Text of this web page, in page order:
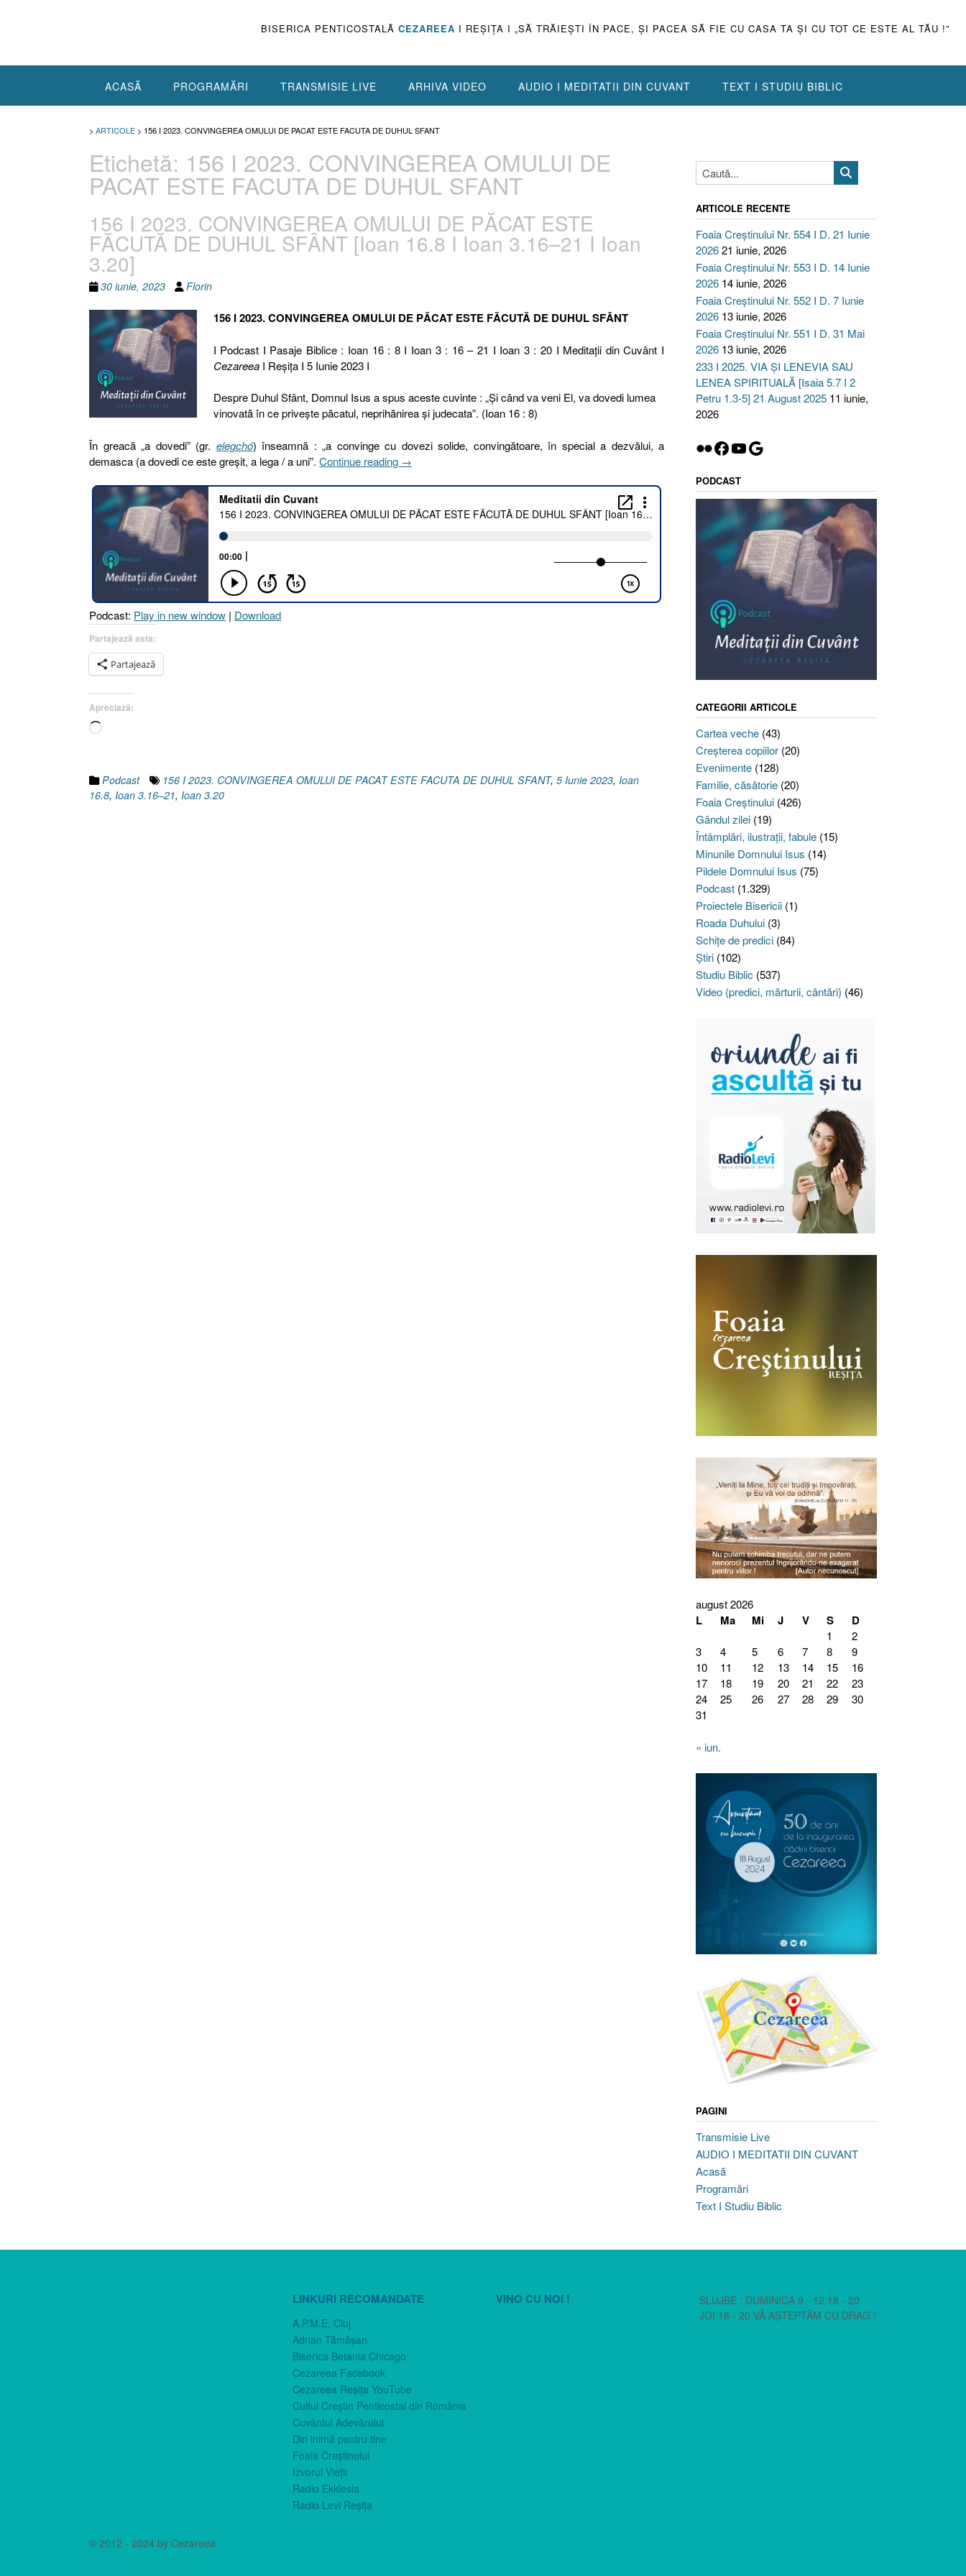
BISERICA PENTICOSTALĂ CEZAREEA I REŞIŢA I „SĂ TRĂIEŞTI ÎN PACE, ŞI PACEA SĂ FIE CU CASA TA ŞI CU TOT CE ESTE AL TĂU !”
ACASĂ PROGRAMĂRI TRANSMISIE LIVE ARHIVA VIDEO AUDIO I MEDITATII DIN CUVANT TEXT I STUDIU BIBLIC
> ARTICOLE > 156 I 2023. CONVINGEREA OMULUI DE PACAT ESTE FACUTA DE DUHUL SFANT
Etichetă: 156 I 2023. CONVINGEREA OMULUI DE
PACAT ESTE FACUTA DE DUHUL SFANT
156 I 2023. CONVINGEREA OMULUI DE PĂCAT ESTE
FĂCUTĂ DE DUHUL SFÂNT [Ioan 16.8 I Ioan 3.16–21 I Ioan
3.20]
30 iunie, 2023 Florin
156 I 2023. CONVINGEREA OMULUI DE PĂCAT ESTE FĂCUTĂ DE DUHUL SFÂNT
I Podcast I Pasaje Biblice : Ioan 16 : 8 I Ioan 3 : 16 – 21 I Ioan 3 : 20 I Meditaţii din Cuvânt I
CezareeaI Reşiţa I 5 Iunie 2023 I
Despre Duhul Sfânt, Domnul Isus a spus aceste cuvinte : „Şi când va veni El, va dovedi lumea
vinovată în ce priveşte păcatul, neprihănirea şi judecata”. (Ioan 16 : 8)
În greacă „a dovedi” (gr. elegchó) înseamnă : „a convinge cu dovezi solide, convingătoare, în special a dezvălui, a
demasca (a dovedi ce este greșit, a lega / a uni”. Continue reading „156
2023.
CONVINGEREA
OMULUI
DE
3.20]”
→
Podcast: Play in new window | Download
Partajează asta:
Partajează
Apreciază:
Încarc...
Podcast 156 I 2023. CONVINGEREA OMULUI DE PACAT ESTE FACUTA DE DUHUL SFANT, 5 Iunie 2023, Ioan
16.8, Ioan 3.16–21, Ioan 3.20
ARTICOLE RECENTE
Foaia Creștinului Nr. 554 I D. 21 Iunie
202621 iunie, 2026
Foaia Creștinului Nr. 553 I D. 14 Iunie
2026 14 iunie, 2026
Foaia Creștinului Nr. 552 I D. 7 Iunie
2026 13 iunie, 2026
Foaia Creștinului Nr. 551 I D. 31 Mai
2026 13 iunie, 2026
233 I 2025. VIA ȘI LENEVIA SAU
LENEA SPIRITUALĂ [Isaia 5.7 I 2
Petru 1.3-5] 21 August 2025 11 iunie,
2026
Flickr
Facebook
YouTube
Google
PODCAST
CATEGORII ARTICOLE
Cartea veche(43)
Creşterea copiilor(20)
Evenimente(128)
Familie, căsătorie(20)
Foaia Creştinului(426)
Gândul zilei(19)
Întâmplări, ilustraţii, fabule(15)
Minunile Domnului Isus (14)
Pildele Domnului Isus (75)
Podcast(1.329)
Proiectele Bisericii(1)
Roada Duhului(3)
Schiţe de predici(84)
Ştiri(102)
Studiu Biblic (537)
Video (predici, mărturii, cântări) (46)
august 2026
L Ma Mi J V S D
1
2
3
4 5 6 7 8
9
10
11 12 13 14 15
16
17
18 19 20 21 22
23
24
25 26 27 28 29
30
31
« iun.
PAGINI
Transmisie Live
AUDIO I MEDITATII DIN CUVANT
Acasă
Programări
Text I Studiu Biblic
LINKURI RECOMANDATE
A.P.M.E. Cluj
Adrian Tămăşan
Biserica Betania Chicago
Cezareea Facebook
Cezareea Reşiţa YouTube
Cultul Creştin Penticostal din România
Cuvântul Adevărului
Din inimă pentru tine
Foaia Creştinului
Izvorul Vieţii
Radio Ekklesia
Radio Levi Reşiţa
VINO CU NOI !
SLUJBE : DUMINICA 9 - 12 18 - 20
JOI 18 - 20 VĂ AȘTEPTĂM CU DRAG !
© 2012 - 2024 by Cezareea